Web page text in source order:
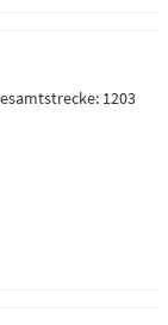
1203